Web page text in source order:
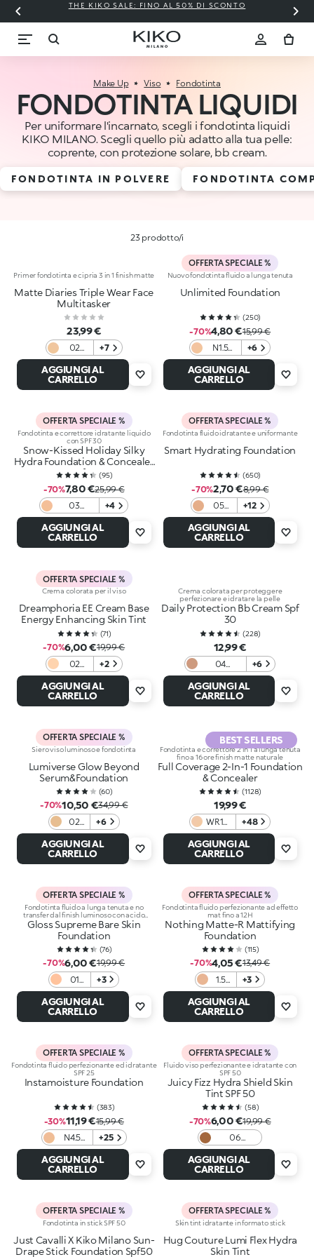
THE KIKO SALE: FINO AL 50% DI SCONTO
Make Up Viso Fondotinta
FONDOTINTA LIQUIDI
Per uniformare l'incarnato, scegli i fondotinta liquidi
KIKO MILANO. Scegli quello più adatto alla tua pelle:
coprente, con protezione solare, bb cream.
FONDOTINTA IN POLVERE FONDOTINTA
23 prodotto/i
Primer fondotinta e cipria 3 in 1 finish matte
Matte Diaries Triple Wear Face
Multitasker
23,99 €
02
Honey
Latte
+7
AGGIUNGI AL
CARRELLO
OFFERTA SPECIALE %
Nuovo fondotinta fluido a lunga tenuta
Unlimited Foundation
(250)
-70%4,80 €15,99 €
N1.5
Neutral
+6
AGGIUNGI AL
CARRELLO
OFFERTA SPECIALE %
Fondotinta e correttore idratante liquido
con SPF 30
Snow-Kissed Holiday Silky
Hydra Foundation & Concealer
Spf30 (95)
-70%7,80 €25,99 €
03
Blanched
Almond
+4
AGGIUNGI AL
CARRELLO
OFFERTA SPECIALE %
Fondotinta fluido idratante e uniformante
Smart Hydrating Foundation
(650)
-70%2,70 €8,99 €
05
Warm
Rose
+12
AGGIUNGI AL
CARRELLO
OFFERTA SPECIALE %
Crema colorata per il viso
Dreamphoria EE Cream Base
Energy Enhancing Skin Tint
(71)
-70%6,00 €19,99 €
02
Honey
+2
AGGIUNGI AL
CARRELLO
Crema colorata per proteggere
perfezionare e idratare la pelle
Daily Protection Bb Cream Spf
30
(228)
12,99 €
04
Mandorla
Caldo
+6
AGGIUNGI AL
CARRELLO
OFFERTA SPECIALE %
Siero viso luminoso e fondotinta
Lumiverse Glow Beyond
Serum&Foundation
(60)
-70%10,50 €34,99 €
02
Ivory
+6
AGGIUNGI AL
CARRELLO
BEST SELLERS
Fondotinta e correttore 2 in 1 a lunga tenuta
fino a 16 ore finish matte naturale
Full Coverage 2-In-1 Foundation
& Concealer
(1128)
19,99 €
WR10
Warm
Rose
+48
AGGIUNGI AL
CARRELLO
OFFERTA SPECIALE %
Fondotinta fluido a lunga tenuta e no
transfer dal finish luminoso con acido
ialuronico
Gloss Supreme Bare Skin
Foundation
(76)
-70%6,00 €19,99 €
01
Ivory
+3
AGGIUNGI AL
CARRELLO
OFFERTA SPECIALE %
Fondotinta fluido perfezionante ad effetto
mat fino a 12H
Nothing Matte-R Mattifying
Foundation
(115)
-70%4,05 €13,49 €
1.5
Gold
+3
AGGIUNGI AL
CARRELLO
OFFERTA SPECIALE %
Fondotinta fluido perfezionante ed idratante
SPF 25
Instamoisture Foundation
(383)
-30%11,19 €15,99 €
N4.5
Neutral
+25
AGGIUNGI AL
CARRELLO
OFFERTA SPECIALE %
Fluido viso perfezionante e idratante con
SPF 50
Juicy Fizz Hydra Shield Skin
Tint SPF 50
(58)
-70%6,00 €19,99 €
06
Chocolate
AGGIUNGI AL
CARRELLO
OFFERTA SPECIALE %
Fondotinta in stick SPF 50
Just Cavalli X Kiko Milano Sun-
Drape Stick Foundation Spf50
OFFERTA SPECIALE %
Skin tint idratante in formato stick
Hug Couture Lumi Flex Hydra
Skin Tint